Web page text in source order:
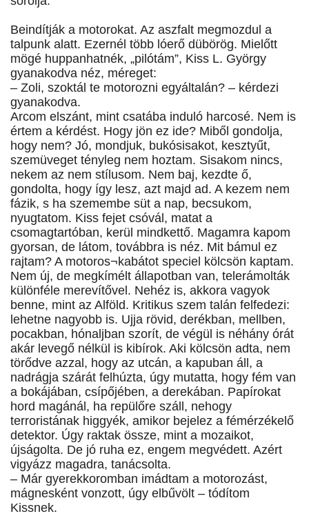
Beindítják a motorokat. Az aszfalt megmozdul a
talpunk alatt. Ezernél több lóerő dübörög. Mielőtt
mögé huppanhatnék, „pilótám”, Kiss L. György
gyanakodva néz, méreget:
– Zoli, szoktál te motorozni egyáltalán? – kérdezi
gyanakodva.
Arcom elszánt, mint csatába induló harcosé. Nem is
értem a kérdést. Hogy jön ez ide? Miből gondolja,
hogy nem? Jó, mondjuk, bukósisakot, kesztyűt,
szemüveget tényleg nem hoztam. Sisakom nincs,
nekem az nem stílusom. Nem baj, kezdte ő,
gondolta, hogy így lesz, azt majd ad. A kezem nem
fázik, s ha szemembe süt a nap, becsukom,
nyugtatom. Kiss fejet csóvál, matat a
csomagtartóban, kerül mindkettő. Magamra kapom
gyorsan, de látom, továbbra is néz. Mit bámul ez
rajtam? A motoros¬kabátot speciel kölcsön kaptam.
Nem új, de megkímélt állapotban van, telerámolták
különféle merevítővel. Nehéz is, akkora vagyok
benne, mint az Alföld. Kritikus szem talán felfedezi:
lehetne nagyobb is. Ujja rövid, derékban, mellben,
pocakban, hónaljban szorít, de végül is néhány órát
akár levegő nélkül is kibírok. Aki kölcsön adta, nem
törődve azzal, hogy az utcán, a kapuban áll, a
nadrágja szárát felhúzta, úgy mutatta, hogy fém van
a bokájában, csípőjében, a derekában. Papírokat
hord magánál, ha repülőre száll, nehogy
terroristának higgyék, amikor bejelez a fémérzékelő
detektor. Úgy raktak össze, mint a mozaikot,
újságolta. De jó ruha ez, engem megvédett. Azért
vigyázz magadra, tanácsolta.
– Már gyerekkoromban imádtam a motorozást,
mágnesként vonzott, úgy elbűvölt – tódítom
Kissnek.